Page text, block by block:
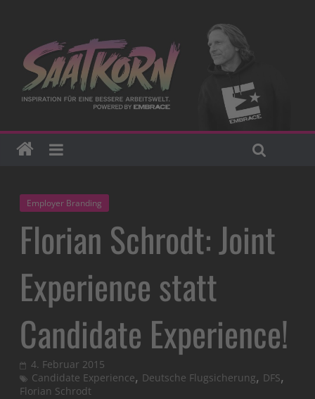
Employer Branding
Florian Schrodt: Joint
Experience statt
Candidate Experience!
4. Februar 2015
Candidate Experience, Deutsche Flugsicherung, DFS,
Florian Schrodt